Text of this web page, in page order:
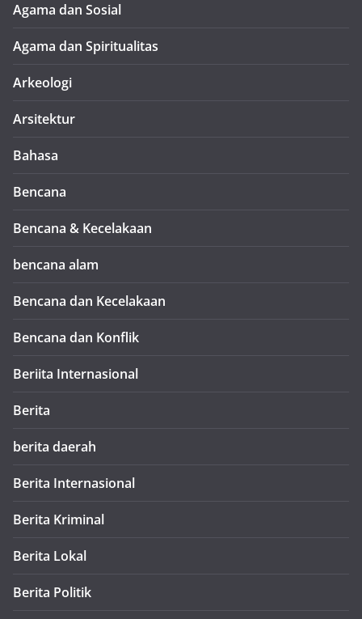
Agama dan Sosial
Agama dan Spiritualitas
Arkeologi
Arsitektur
Bahasa
Bencana
Bencana & Kecelakaan
bencana alam
Bencana dan Kecelakaan
Bencana dan Konflik
Beriita Internasional
Berita
berita daerah
Berita Internasional
Berita Kriminal
Berita Lokal
Berita Politik